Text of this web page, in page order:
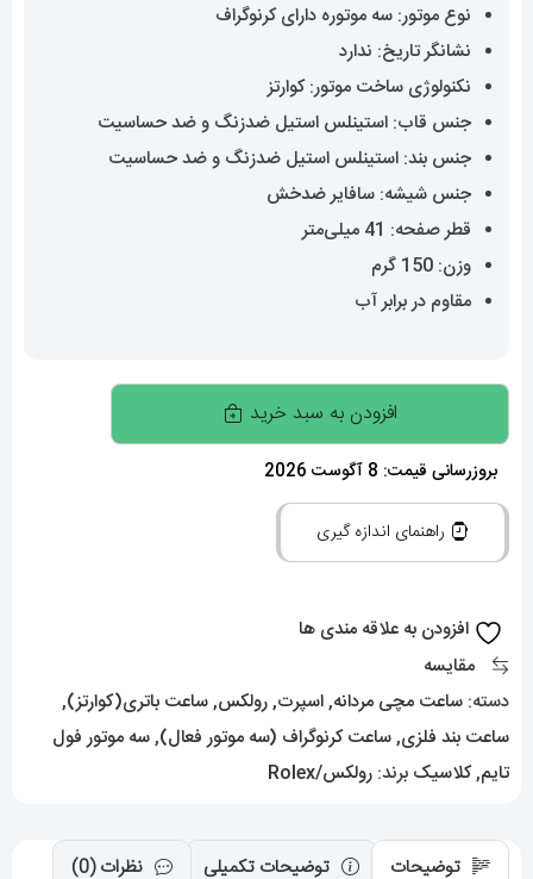
نوع موتور: سه موتوره دارای کرنوگراف
نشانگر تاریخ: ندارد
نکنولوژی ساخت موتور: کوارتز
جنس قاب: استینلس استیل ضدزنگ و ضد حساسیت
جنس بند: استینلس استیل ضدزنگ و ضد حساسیت
جنس شیشه: سافایر ضدخش
قطر صفحه: 41 میلی‌متر
وزن: 150 گرم
مقاوم در برابر آب
ساعت
رولکس
مدل
دیتونا
کرنوگراف
استیل
ROLEX
عدد
افزودن به سبد خرید
بروزرسانی قیمت: 8 آگوست 2026
راهنمای اندازه گیری
افزودن به علاقه مندی ها
مقایسه
دسته: ساعت مچی مردانه,اسپرت,رولکس,ساعت باتری(کوارتز),
ساعت بند فلزی,ساعت کرنوگراف (سه موتور فعال),سه موتور فول
تایم,کلاسیک برند: رولکس/Rolex
توضیحات توضیحات تکمیلی نظرات (0)